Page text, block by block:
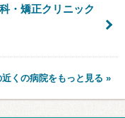
・矯正クリニック
近くの病院をもっと見る »